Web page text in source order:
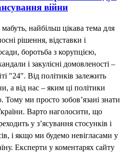
війни
найбільш цікава тема для
рішення, відставки і
боротьба з корупцією,
і закулісні домовленості –
"24". Від політиків залежить
а від нас – яким ці політики
Тому ми просто зобов’язані знати
Варто наголосити, що
у з’ясування стосунків і
і якщо ми будемо невігласами у
Експерти у коментарях сайту